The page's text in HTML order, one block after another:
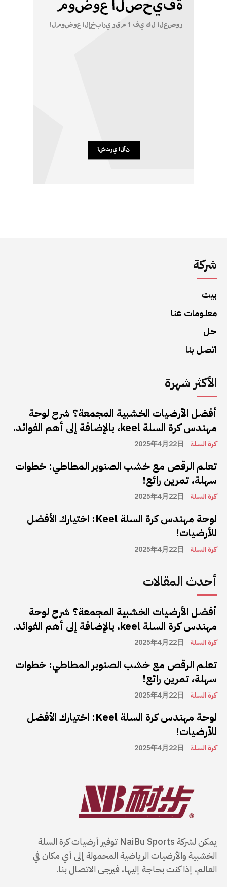
شركة
بيت
معلومات عنا
حل
اتصل بنا
الأكثر شهرة
أفضل الأرضيات الخشبية المجمعة؟ شرح لوحة
مهندس كرة السلة keel، بالإضافة إلى أهم الفوائد.
كرة السلة 2025年4月22日
تعلم الرقص مع خشب الصنوبر المطاطي: خطوات
سهلة، تمرين رائع!
كرة السلة 2025年4月22日
لوحة مهندس كرة السلة Keel: اختيارك الأفضل
للأرضيات!
كرة السلة 2025年4月22日
أحدث المقالات
أفضل الأرضيات الخشبية المجمعة؟ شرح لوحة
مهندس كرة السلة keel، بالإضافة إلى أهم الفوائد.
كرة السلة 2025年4月22日
تعلم الرقص مع خشب الصنوبر المطاطي: خطوات
سهلة، تمرين رائع!
كرة السلة 2025年4月22日
لوحة مهندس كرة السلة Keel: اختيارك الأفضل
للأرضيات!
كرة السلة 2025年4月22日
يمكن لشركة NaiBu Sports توفير أرضيات كرة السلة
الخشبية والأرضيات الرياضية المحمولة إلى أي مكان في
العالم، إذا كنت بحاجة إليها، فيرجى الاتصال بنا.